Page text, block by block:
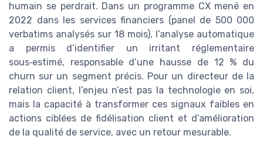
humain se perdrait. Dans un programme CX mené en
2022 dans les services financiers (panel de 500 000
verbatims analysés sur 18 mois), l’analyse automatique
a permis d’identifier un irritant réglementaire
sous‑estimé, responsable d’une hausse de 12 % du
churn sur un segment précis. Pour un directeur de la
relation client, l’enjeu n’est pas la technologie en soi,
mais la capacité à transformer ces signaux faibles en
actions ciblées de fidélisation client et d’amélioration
de la qualité de service, avec un retour mesurable.